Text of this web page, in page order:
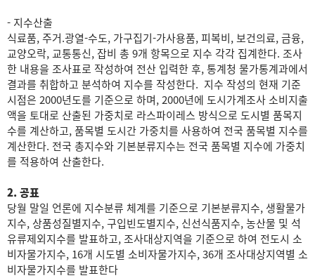
- 지수산출
식료품, 주거.광열-수도, 가구집기-가사용품, 피복비, 보건의료, 금융,
교양오락, 교통통신, 잡비 총 9개 항목으로 지수 각각 집계한다. 조사
한 내용을 조사표로 작성하여 전산 입력한 후, 통계청 물가통계과에서
결과를 취합하고 분석하여 지수를 작성한다. 지수 작성의 현재 기준
시점은 2000년도를 기준으로 하며, 2000년에 도시가계조사 소비지출
액을 토대로 산출된 가중치로 라스파이레스 방식으로 도시별 품목지
수를 계산하고, 품목별 도시간 가중치를 사용하여 전국 품목별 지수를
계산한다. 전국 총지수와 기본분류지수는 전국 품목별 지수에 가중치
를 적용하여 산출한다.
2. 공표
당월 말일 언론에 지수분류 체계를 기준으로 기본분류지수, 생활물가
지수, 상품성질별지수, 구입빈도별지수, 신선식품지수, 농산물 및 석
유류제외지수를 발표하고, 조사대상지역을 기준으로 하여 전도시 소
비자물가지수, 16개 시도별 소비자물가지수, 36개 조사대상지역별 소
비자물가지수를 발표한다